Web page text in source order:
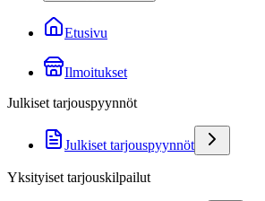
Etusivu
Ilmoitukset
Julkiset tarjouspyynnöt
Julkiset tarjouspyynnöt
Yksityiset tarjouskilpailut